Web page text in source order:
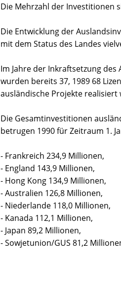
Die Mehrzahl der Investitionen
Die Entwicklung der
mit dem Status des Landes
Im Jahre der Inkraftsetzung
wurden bereits 37, 1989 68
ausländische Projekte realisiert
Die Gesamtinvestitionen
betrugen 1990 für Zeitraum 1.
- Frankreich 234,9 Millionen,
- England 143,9 Millionen,
- Hong Kong 134,9 Millionen,
- Australien 126,8 Millionen,
- Niederlande 118,0 Millionen,
- Kanada 112,1 Millionen,
- Japan 89,2 Millionen,
- Sowjetunion/GUS 81,2